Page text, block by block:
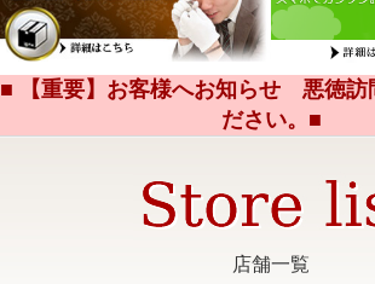
■ 【重要】お客様へお知らせ 悪徳訪
ださい。■
店舗一覧